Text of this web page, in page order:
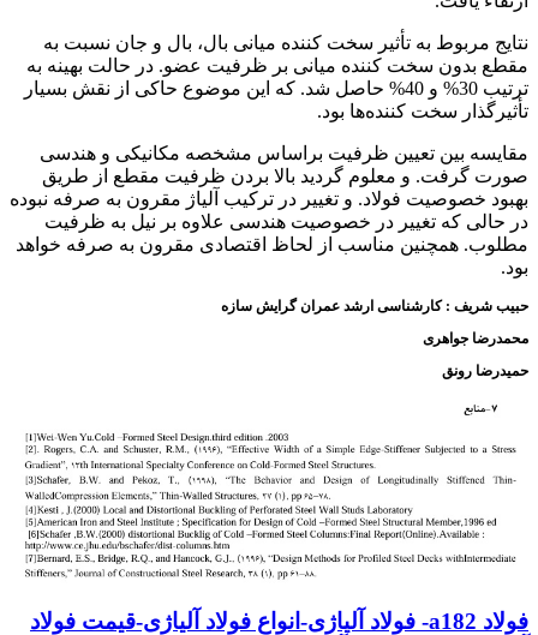
نتایج مربوط به تأثیر سخت کننده میانی بال، بال و جان نسبت به
مقطع بدون سخت کننده میانی بر ظرفیت عضو. در حالت بهینه به
ترتیب 30% و 40% حاصل شد. که این موضوع حاکی از نقش بسیار
تأثیرگذار سخت کننده‌ها بود.
مقایسه بین تعیین ظرفیت براساس مشخصه مکانیکی و هندسی
صورت گرفت. و معلوم گردید بالا بردن ظرفیت مقطع از طریق
بهبود خصوصیت فولاد. و تغییر در ترکیب آلیاژ مقرون به صرفه نبوده
در حالی که تغییر در خصوصیت هندسی علاوه بر نیل به ظرفیت
مطلوب. همچنین مناسب از لحاظ اقتصادی مقرون به صرفه خواهد
بود.
حبیب شریف : کارشناسی ارشد عمران گرایش سازه
محمدرضا جواهری
حمیدرضا رونق
فولاد a182- فولاد آلیاژی-انواع فولاد آلیاژی-قیمت فولاد